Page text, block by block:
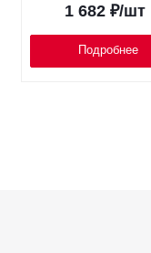
1 682 ₽/шт
Подробнее